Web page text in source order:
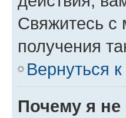
Свяжитесь с
получения
Вернуться
Почему я